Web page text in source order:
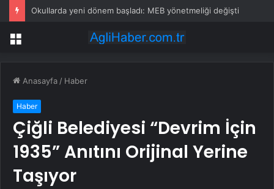
Okullarda yeni dönem başladı: MEB yönetmeliği değişti
Menü
Anasayfa / Haber
Haber
Çiğli Belediyesi “Devrim İçin
1935” Anıtını Orijinal Yerine
Taşıyor